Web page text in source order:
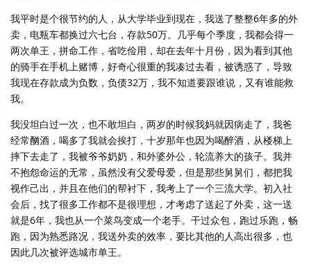
我平时是个很节约的人，从大学毕业到现在，我送了整整6年多的外
卖，电瓶车都换过六七台，存款50万。几乎每个季度，我都会得一
两次单王，拼命工作，省吃俭用，却在去年十月份，因为看到其他
的骑手在手机上赌博，好奇心很重的我凑过去看，被诱惑了，导致
我现在存款成为负数，负债32万，我不知道要跟谁说，又有谁能救
我。
我没坦白过一次，也不敢坦白，两岁的时候我妈就因病走了，我爸
经常酗酒，喝多了我就会挨打，十岁那年也因为喝醉酒，从楼梯上
摔下去走了，我被爷爷奶奶，和外婆外公，轮流养大的孩子。我并
不抱怨命运的无常，虽然没有父爱母爱，但是那些舅舅们，都把我
视作己出，并且在他们的帮衬下，我考上了一个三流大学。初入社
会后，找了很多工作都不是很理想，才考虑了送起了外卖，这一送
就是6年，我也从一个菜鸟变成一个老手。干过众包，跑过乐跑，畅
跑，因为熟悉路况，我送外卖的效率，要比其他的人高出很多，也
因此几次被评选城市单王。